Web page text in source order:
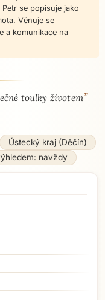
se popisuje jako
Věnuje se
a komunikace na
toulky životem”
Ústecký kraj (Děčín)
navždy